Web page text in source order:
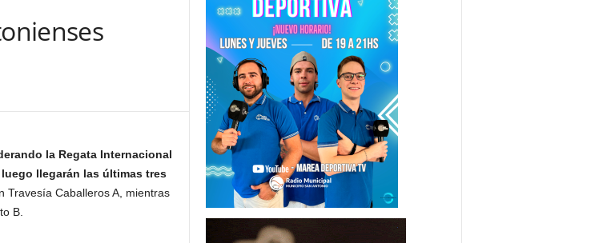
la Regata Internacional
llegarán las últimas tres
Travesía Caballeros A, mientras
B.